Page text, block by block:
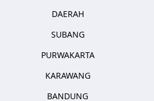
DAERAH
SUBANG
PURWAKARTA
KARAWANG
BANDUNG